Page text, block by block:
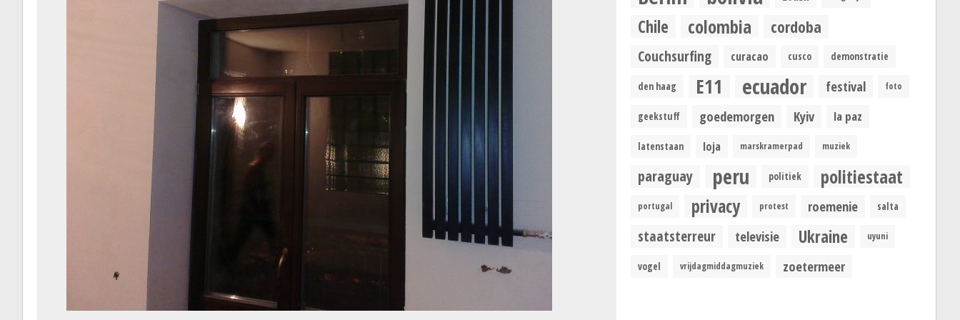
Chile colombia cordoba
Couchsurfing curacao cusco demonstratie
den haag E11 ecuador festival foto
geekstuff goedemorgen Kyiv la paz
latenstaan loja marskramerpad muziek
paraguay peru politiek politiestaat
portugal privacy protest roemenie salta
staatsterreur televisie Ukraine uyuni
vogel vrijdagmiddagmuziek zoetermeer